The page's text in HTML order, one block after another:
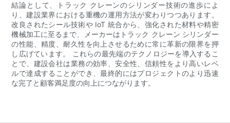
結論として、トラック クレーンのシリンダー技術の進歩によ
り、建設業界における重機の運用方法が変わりつつあります。
改良されたシール技術や IoT 統合から、強化された材料や精密
機械加工に至るまで、メーカーはトラック クレーン シリンダー
の性能、精度、耐久性を向上させるために常に革新の限界を押
し広げています。 これらの最先端のテクノロジーを導入するこ
とで、建設会社は業務の効率、安全性、信頼性をより高いレベ
ルで達成することができ、最終的にはプロジェクトのより迅速
な完了と顧客満足度の向上につながります。